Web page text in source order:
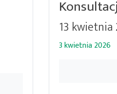
13 kwietnia
3 kwietnia 2026